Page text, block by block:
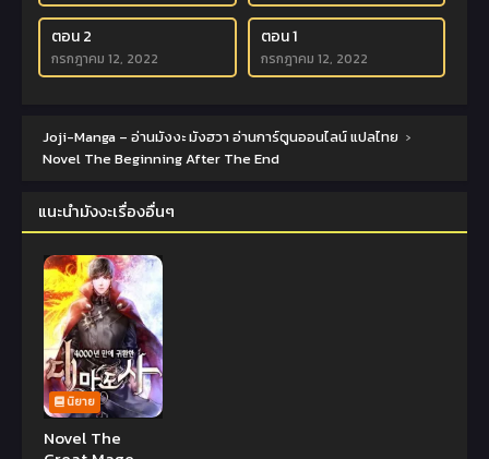
ตอน 2
กรกฎาคม 12, 2022
ตอน 1
กรกฎาคม 12, 2022
Joji-Manga – อ่านมังงะ มังฮวา อ่านการ์ตูนออนไลน์ แปลไทย ›
Novel The Beginning After The End
แนะนำมังงะเรื่องอื่นๆ
นิยาย
Novel The